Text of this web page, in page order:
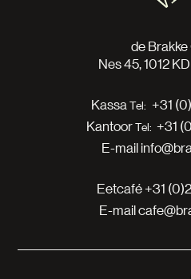
de
Nes 45, 1012
Kassa
+31
Kantoor
+31
E-mail
Eetcafé+31
E-mail